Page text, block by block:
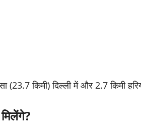
(23.7 किमी) दिल्ली में और 2.7 किमी